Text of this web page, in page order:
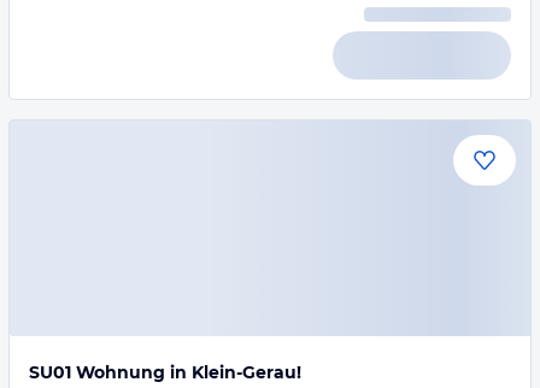
SU01 Wohnung in Klein-Gerau!